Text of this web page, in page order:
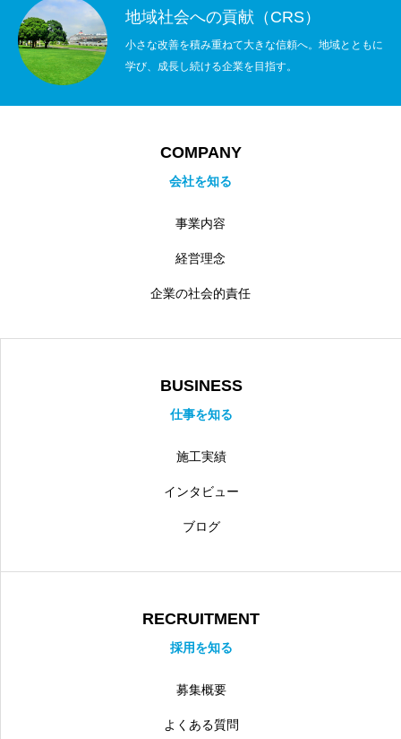
地域社会への貢献（CRS）
小さな改善を積み重ねて大きな信頼へ。地域とともに
学び、成長し続ける企業を目指す。
COMPANY
会社を知る
事業内容
経営理念
企業の社会的責任
BUSINESS
仕事を知る
施工実績
インタビュー
ブログ
RECRUITMENT
採用を知る
募集概要
よくある質問